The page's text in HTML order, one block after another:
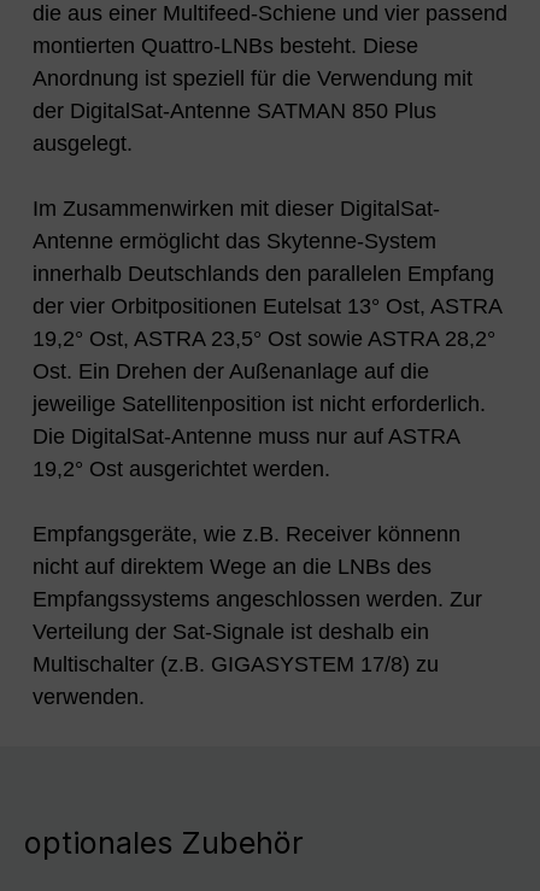
die aus einer Multifeed-Schiene und vier passend
montierten Quattro-LNBs besteht. Diese
Anordnung ist speziell für die Verwendung mit
der DigitalSat-Antenne SATMAN 850 Plus
ausgelegt.
Im Zusammenwirken mit dieser DigitalSat-
Antenne ermöglicht das Skytenne-System
innerhalb Deutschlands den parallelen Empfang
der vier Orbitpositionen Eutelsat 13° Ost, ASTRA
19,2° Ost, ASTRA 23,5° Ost sowie ASTRA 28,2°
Ost. Ein Drehen der Außenanlage auf die
jeweilige Satellitenposition ist nicht erforderlich.
Die DigitalSat-Antenne muss nur auf ASTRA
19,2° Ost ausgerichtet werden.
Empfangsgeräte, wie z.B. Receiver könnenn
nicht auf direktem Wege an die LNBs des
Empfangssystems angeschlossen werden. Zur
Verteilung der Sat-Signale ist deshalb ein
Multischalter (z.B. GIGASYSTEM 17/8) zu
verwenden.
optionales Zubehör